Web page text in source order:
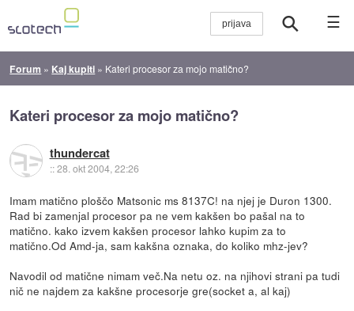
☰
Forum » Kaj kupiti » Kateri procesor za mojo matično?
Kateri procesor za mojo matično?
thundercat
::28. okt 2004, 22:26
Imam matično ploščo Matsonic ms 8137C! na njej je Duron 1300.
Rad bi zamenjal procesor pa ne vem kakšen bo pašal na to
matično. kako izvem kakšen procesor lahko kupim za to
matično.Od Amd-ja, sam kakšna oznaka, do koliko mhz-jev?
Navodil od matične nimam več.Na netu oz. na njihovi strani pa tudi
nič ne najdem za kakšne procesorje gre(socket a, al kaj)